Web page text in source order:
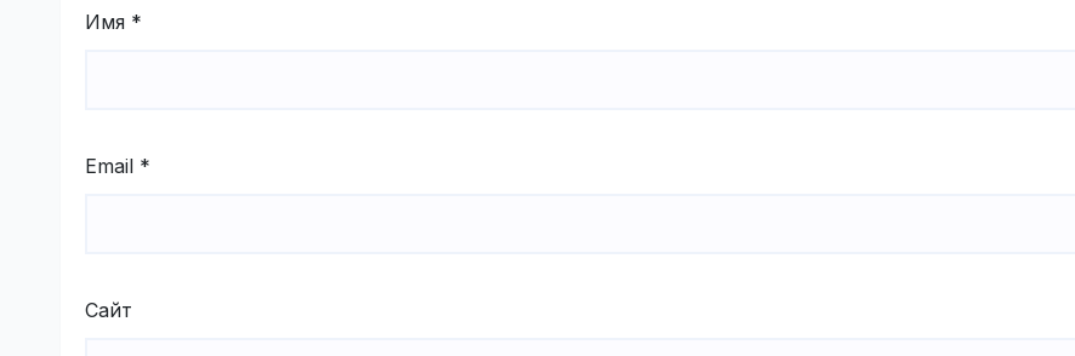
Имя *
Email *
Сайт